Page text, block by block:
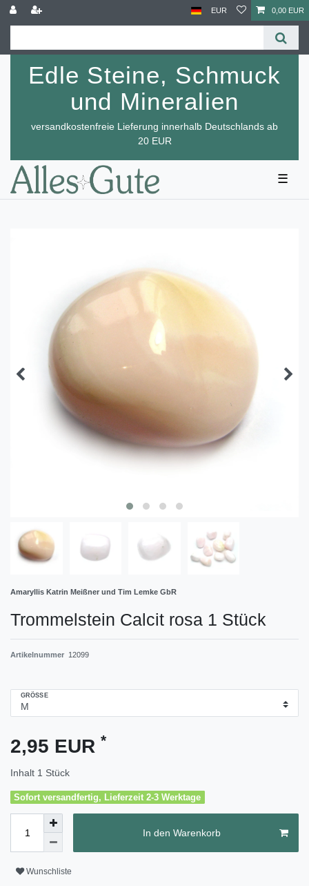
EUR 0,00 EUR
Edle Steine, Schmuck
und Mineralien
versandkostenfreie Lieferung innerhalb Deutschlands ab
20 EUR
☰
Amaryllis Katrin Meißner und Tim Lemke GbR
Trommelstein Calcit rosa 1 Stück
Artikelnummer 12099
GRÖSSE
2,95 EUR *
Inhalt 1 Stück
Sofort versandfertig, Lieferzeit 2-3 Werktage
In den Warenkorb
Wunschliste